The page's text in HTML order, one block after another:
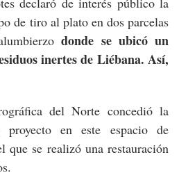
de tiro al plato en dos parcelas
donde se ubicó un
inertes de Liébana. Así,
del Norte concedió la
proyecto en este espacio de
que se realizó una restauración